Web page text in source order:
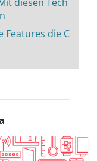
Features die C